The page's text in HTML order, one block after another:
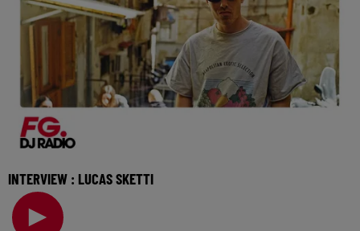
INTERVIEW : LUCAS SKETTI
Il est déjà soutenu par les plus grands, de Hugel à Meduza
en passant par Francis Mercier, le DJ Luc